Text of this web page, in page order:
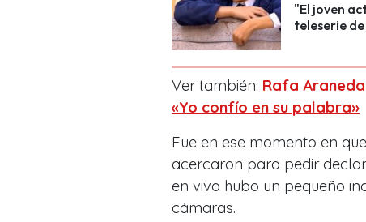
"El joven
teleserie
Ver también: Rafa
«Yo confío en su palabra»
Fue en ese momento en
acercaron para pedir
en vivo hubo un pequeño
cámaras.